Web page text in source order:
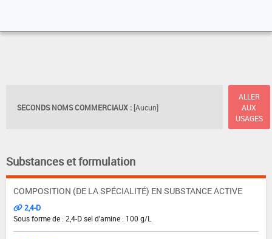
SECONDS NOMS COMMERCIAUX : [Aucun]
ALLER
AUX
USAGES
Substances et formulation
COMPOSITION (DE LA SPÉCIALITÉ) EN SUBSTANCE ACTIVE
2,4-D
Sous forme de : 2,4-D sel d'amine : 100 g/L